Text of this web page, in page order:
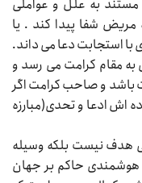
به علل و عواملی
شفا پیدا کند . یا
استجابت دعا می داند.
مقام کرامت می رسد و
باشد و صاحب کرامت اگر
اش ادعا و تحدی(مبارزه
هدف نیست بلکه وسیله
هوشمندی حاکم بر جهان